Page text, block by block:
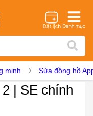
Xiaomi Realme Vivo
OnePlus
Tecno
minh Sửa đồng hồ
| SE chính